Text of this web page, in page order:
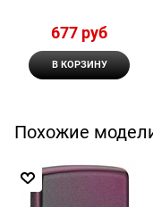
677 руб
В КОРЗИНУ
Похожие